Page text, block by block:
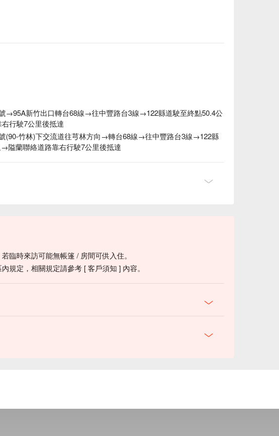
→95A新竹出口轉台68線→往中豐路台3線→122縣道駛至終點50.4公
行駛7公里後抵達
(90-竹林)下交流道往芎林方向→轉台68線→往中豐路台3線→122縣
隘蘭聯絡道路靠右行駛7公里後抵達
臨時來訪可能無帳篷 / 房間可供入住。
規定，相關規定請參考 [ 客戶須知 ] 內容。